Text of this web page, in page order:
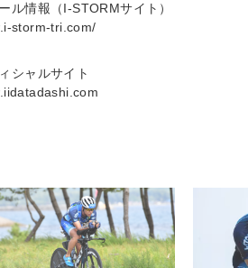
ル情報（I-STORMサイト）
storm-tri.com/
シャルサイト